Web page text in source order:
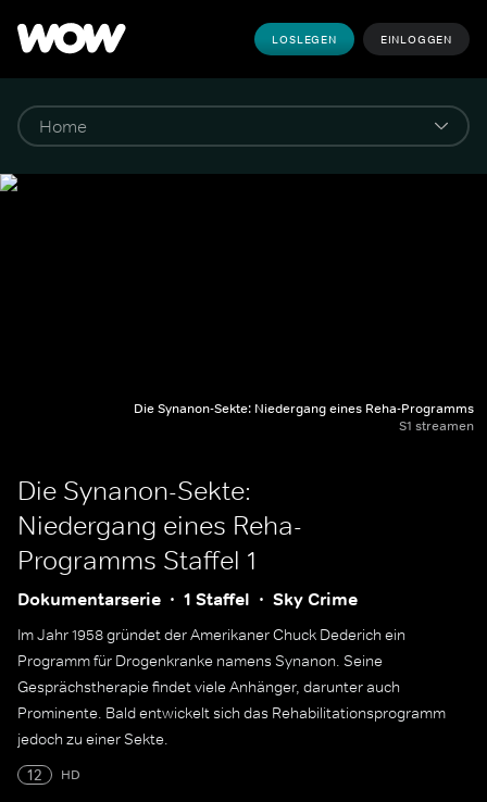
LOSLEGEN EINLOGGEN
Die Synanon-Sekte: Niedergang eines Reha-Programms
S1 streamen
Die Synanon-Sekte:
Niedergang eines Reha-
Programms Staffel 1
Dokumentarserie 1 Staffel Sky Crime
Im Jahr 1958 gründet der Amerikaner Chuck Dederich ein
Programm für Drogenkranke namens Synanon. Seine
Gesprächstherapie findet viele Anhänger, darunter auch
Prominente. Bald entwickelt sich das Rehabilitationsprogramm
jedoch zu einer Sekte.
12
HD